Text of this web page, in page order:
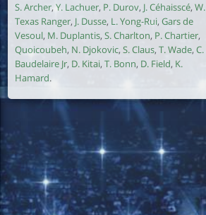
S. Archer, Y. Lachuer, P. Durov, J. Céhaisscé, W.
Texas Ranger, J. Dusse, L. Yong-Rui, Gars de
Vesoul, M. Duplantis, S. Charlton, P. Chartier,
Quoicoubeh, N. Djokovic, S. Claus, T. Wade, C.
Baudelaire Jr, D. Kitai, T. Bonn, D. Field, K.
Hamard.